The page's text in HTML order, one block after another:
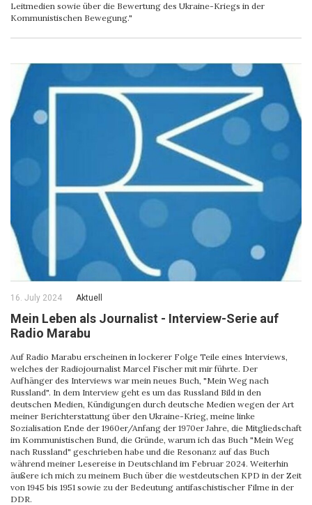
Leitmedien sowie über die Bewertung des Ukraine-Kriegs in der
Kommunistischen Bewegung."
16. July 2024 Aktuell
Mein Leben als Journalist - Interview-Serie auf
Radio Marabu
Auf Radio Marabu erscheinen in lockerer Folge Teile eines Interviews,
welches der Radiojournalist Marcel Fischer mit mir führte. Der
Aufhänger des Interviews war mein neues Buch, "Mein Weg nach
Russland". In dem Interview geht es um das Russland Bild in den
deutschen Medien, Kündigungen durch deutsche Medien wegen der Art
meiner Berichterstattung über den Ukraine-Krieg, meine linke
Sozialisation Ende der 1960er/Anfang der 1970er Jahre, die Mitgliedschaft
im Kommunistischen Bund, die Gründe, warum ich das Buch "Mein Weg
nach Russland" geschrieben habe und die Resonanz auf das Buch
während meiner Lesereise in Deutschland im Februar 2024. Weiterhin
äußere ich mich zu meinem Buch über die westdeutschen KPD in der Zeit
von 1945 bis 1951 sowie zu der Bedeutung antifaschistischer Filme in der
DDR.